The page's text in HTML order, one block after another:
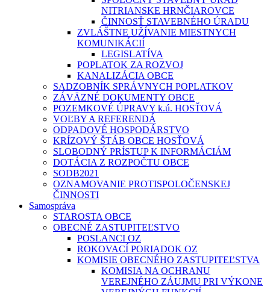
NITRIANSKE HRNČIAROVCE
ČINNOSŤ STAVEBNÉHO ÚRADU
ZVLÁŠTNE UŽÍVANIE MIESTNYCH
KOMUNIKÁCIÍ
LEGISLATÍVA
POPLATOK ZA ROZVOJ
KANALIZÁCIA OBCE
SADZOBNÍK SPRÁVNYCH POPLATKOV
ZÁVÄZNÉ DOKUMENTY OBCE
POZEMKOVÉ ÚPRAVY k.ú. HOSŤOVÁ
VOĽBY A REFERENDÁ
ODPADOVÉ HOSPODÁRSTVO
KRÍZOVÝ ŠTÁB OBCE HOSŤOVÁ
SLOBODNÝ PRÍSTUP K INFORMÁCIÁM
DOTÁCIA Z ROZPOČTU OBCE
SODB2021
OZNAMOVANIE PROTISPOLOČENSKEJ
ČINNOSTI
Samospráva
STAROSTA OBCE
OBECNÉ ZASTUPITEĽSTVO
POSLANCI OZ
ROKOVACÍ PORIADOK OZ
KOMISIE OBECNÉHO ZASTUPITEĽSTVA
KOMISIA NA OCHRANU
VEREJNÉHO ZÁUJMU PRI VÝKONE